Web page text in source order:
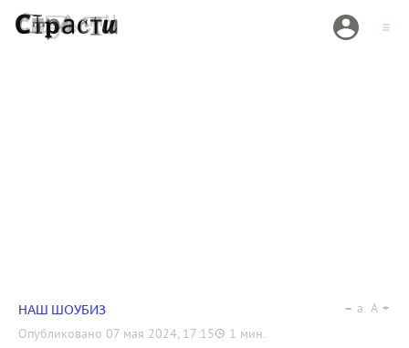
НАШ ШОУБИЗ
Опубликовано 07 мая 2024, 17:15 1 мин.
a A